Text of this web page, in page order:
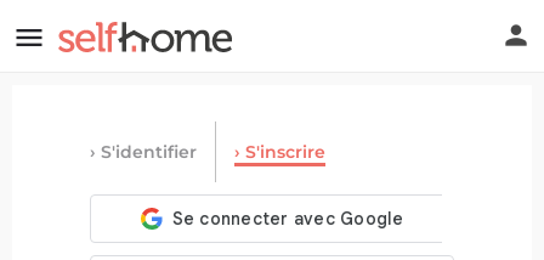
S'identifier S'inscrire